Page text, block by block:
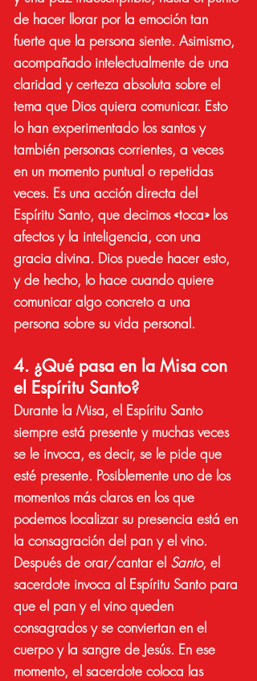
de hacer llorar por la emoción tan
fuerte que la persona siente. Asimismo,
acompañado intelectualmente de una
claridad y certeza absoluta sobre el
tema que Dios quiera comunicar. Esto
lo han experimentado los santos y
también personas corrientes, a veces
en un momento puntual o repetidas
veces. Es una acción directa del
Espíritu Santo, que decimos «toca» los
afectos y la inteligencia, con una
gracia divina. Dios puede hacer esto,
y de hecho, lo hace cuando quiere
comunicar algo concreto a una
persona sobre su vida personal.
4. ¿Qué pasa en la Misa con
el Espíritu Santo?
Durante la Misa, el Espíritu Santo
siempre está presente y muchas veces
se le invoca, es decir, se le pide que
esté presente. Posiblemente uno de los
momentos más claros en los que
podemos localizar su presencia está en
la consagración del pan y el vino.
Después de orar/cantar el Santo, el
sacerdote invoca al Espíritu Santo para
que el pan y el vino queden
consagrados y se conviertan en el
cuerpo y la sangre de Jesús. En ese
momento, el sacerdote coloca las